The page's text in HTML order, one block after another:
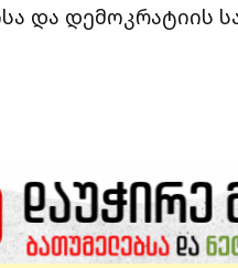
და დემოკრატიის